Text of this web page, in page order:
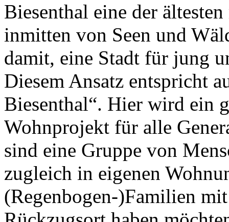
Biesenthal eine der
inmitten von Seen und
damit, eine Stadt für jung
Diesem Ansatz entspricht
Biesenthal“. Hier wird ein
Wohnprojekt für alle
sind eine Gruppe von
zugleich in eigenen
(Regenbogen-)Familien